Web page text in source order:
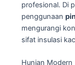
profesional. Di
penggunaan
mengurangi
sifat insulasi
Hunian Modern